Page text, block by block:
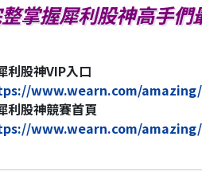
掌握犀利股神高手們
股神VIP入口
www.wearn.com/
股神競賽首頁
www.wearn.com/amazing/